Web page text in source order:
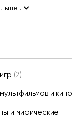
(2)
и кино
и мифические